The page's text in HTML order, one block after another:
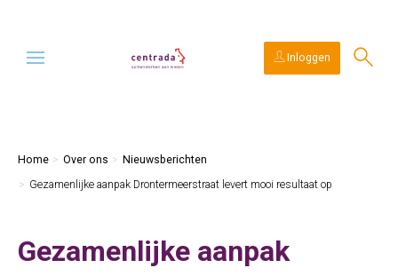
Naar de homepage
Ga naar Hoofd Inloggen
Home Over ons
Nieuwsberichten
Gezamenlijke aanpak Drontermeerstraat levert mooi resultaat op
Gezamenlijke aanpak